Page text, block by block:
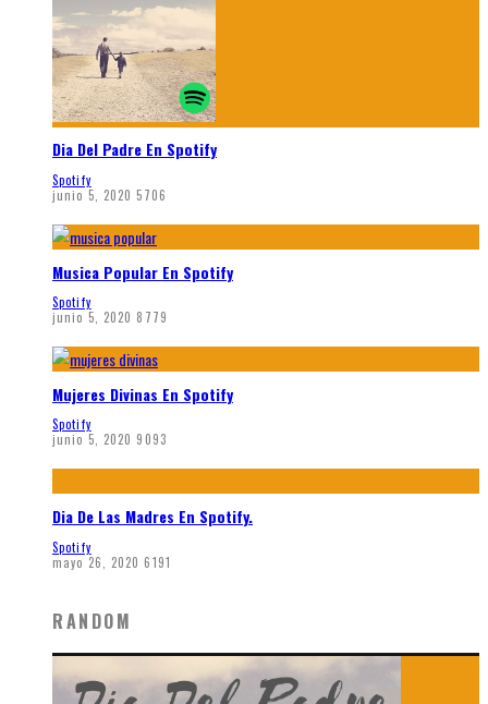
Dia Del Padre En Spotify
Spotify
junio 5, 2020 5706
Musica Popular En Spotify
Spotify
junio 5, 2020 8779
Mujeres Divinas En Spotify
Spotify
junio 5, 2020 9093
Dia De Las Madres En Spotify.
Spotify
mayo 26, 2020 6191
RANDOM